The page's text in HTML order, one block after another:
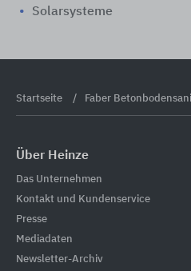
Solarsysteme
Startseite Faber
Über Heinze
Das Unternehmen
Kontakt und Kundenservice
Presse
Mediadaten
Newsletter-Archiv